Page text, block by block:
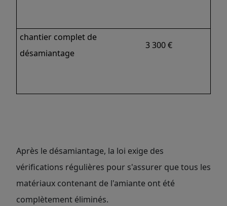
chantier complet de
désamiantage
3 300 €
Après le désamiantage, la loi exige des
vérifications régulières pour s'assurer que tous les
matériaux contenant de l'amiante ont été
complètement éliminés.